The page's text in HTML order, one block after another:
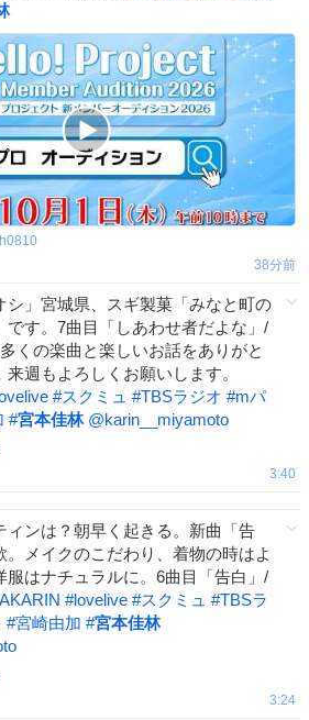
38分前
シ」宮城県、スギ製菓「みなと町の
です。7曲目「しあわせ者だよな」/
くの楽曲と楽しいお話をありがと
週もよろしくお願いします。
#スクミュ #TBSラジオ #mパ
#宮本佳林 @karin__miyamoto
3:40
ィンは？朝早く起きる。新曲「告
。メイクのこだわり、着物の時はよ
服はナチュラルに。6曲目「告白」/
#lovelive #スクミュ #TBSラ
#宮崎由加 #宮本佳林
3:24